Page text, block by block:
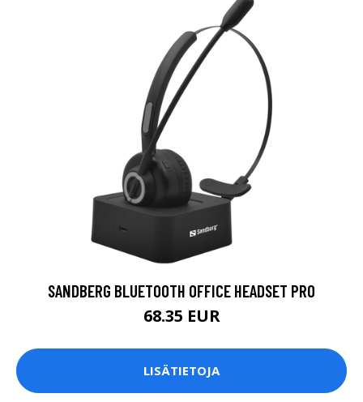
SANDBERG BLUETOOTH OFFICE HEADSET PRO
68.35 EUR
LISÄTIETOJA